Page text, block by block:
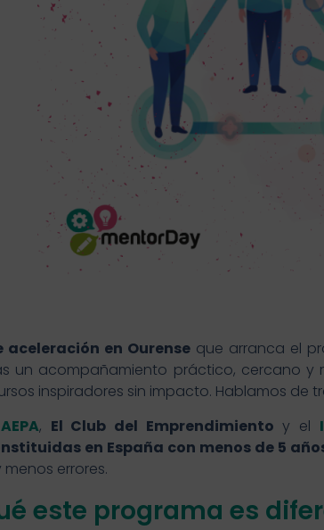
en Ourense que arranca el
un acompañamiento práctico, cercano y
inspiradores sin impacto. Hablamos de
AEPA, El Club del Emprendimiento y el
en España con menos de 5
errores.
este programa es